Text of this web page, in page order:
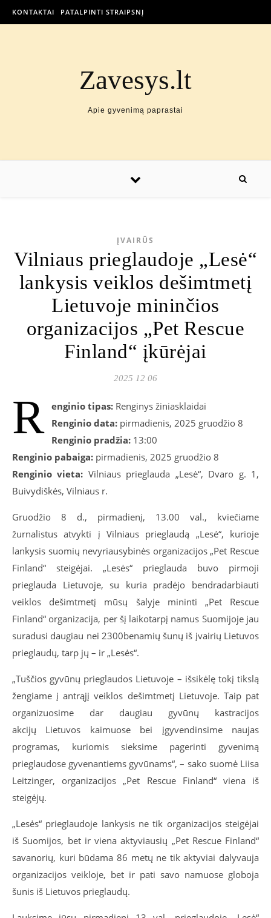
KONTAKTAI PATALPINTI STRAIPSNĮ
Zavesys.lt
Apie gyvenimą paprastai
ĮVAIRŪS
Vilniaus prieglaudoje „Lesė“
lankysis veiklos dešimtmetį
Lietuvoje mininčios
organizacijos „Pet Rescue
Finland“ įkūrėjai
2025 12 06
R enginio tipas: Renginys žiniasklaidai
Renginio data: pirmadienis, 2025 gruodžio 8
Renginio pradžia: 13:00
Renginio pabaiga: pirmadienis, 2025 gruodžio 8
Renginio vieta: Vilniaus prieglauda „Lesė“, Dvaro g. 1,
Buivydiškės, Vilniaus r.
Gruodžio 8 d., pirmadienį, 13.00 val., kviečiame
žurnalistus atvykti į Vilniaus prieglaudą „Lesė“, kurioje
lankysis suomių nevyriausybinės organizacijos „Pet Rescue
Finland“ steigėjai. „Lesės“ prieglauda buvo pirmoji
prieglauda Lietuvoje, su kuria pradėjo bendradarbiauti
veiklos dešimtmetį mūsų šalyje mininti „Pet Rescue
Finland“ organizacija, per šį laikotarpį namus Suomijoje jau
suradusi daugiau nei 2300benamių šunų iš įvairių Lietuvos
prieglaudų, tarp jų – ir „Lesės“.
„Tuščios gyvūnų prieglaudos Lietuvoje – išsikėlę tokį tikslą
žengiame į antrąjį veiklos dešimtmetį Lietuvoje. Taip pat
organizuosime dar daugiau gyvūnų kastracijos
akcijų Lietuvos kaimuose bei įgyvendinsime naujas
programas, kuriomis sieksime pagerinti gyvenimą
prieglaudose gyvenantiems gyvūnams“, – sako suomė Liisa
Leitzinger, organizacijos „Pet Rescue Finland“ viena iš
steigėjų.
„Lesės“ prieglaudoje lankysis ne tik organizacijos steigėjai
iš Suomijos, bet ir viena aktyviausių „Pet Rescue Finland“
savanorių, kuri būdama 86 metų ne tik aktyviai dalyvauja
organizacijos veikloje, bet ir pati savo namuose globoja
šunis iš Lietuvos prieglaudų.